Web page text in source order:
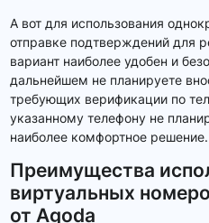
А вот для использования
отправке подтверждений для
вариант наиболее удобен и
дальнейшем не планируете
требующих верификации по
указанному телефону не
наиболее комфортное решение.
Преимущества
виртуальных
от Agoda